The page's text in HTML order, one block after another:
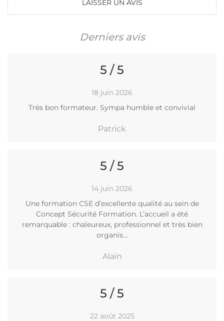
LAISSER UN AVIS
Derniers avis
5 / 5
18 juin 2026
Très bon formateur. Sympa humble et convivial
Patrick
5 / 5
14 juin 2026
Une formation CSE d’excellente qualité au sein de
Concept Sécurité Formation. L’accueil a été
remarquable : chaleureux, professionnel et très bien
organis…
Alain
5 / 5
22 août 2025